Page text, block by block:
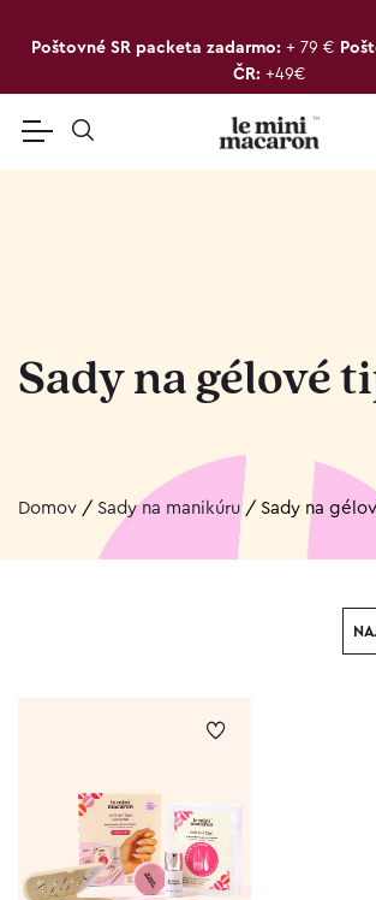
Poštovné SR packeta zadarmo: + 79 €
ČR: +49€
Sady na gélové
Domov / Sady na manikúru/ Sady na